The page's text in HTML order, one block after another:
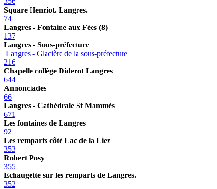
Square Henriot. Langres.
74
Langres - Fontaine aux Fées (8)
137
Langres - Sous-préfecture
Langres - Glacière de la sous-préfecture
216
Chapelle collège Diderot Langres
644
Annonciades
66
Langres - Cathédrale St Mammès
671
Les fontaines de Langres
92
Les remparts côté Lac de la Liez
353
Robert Posy
355
Echaugette sur les remparts de Langres.
352